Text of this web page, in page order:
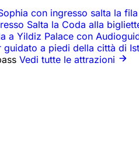
con ingresso salta la
Salta la Coda alla
a Yildiz Palace con
guidato a piedi della città di
Vedi tutte le attrazioni